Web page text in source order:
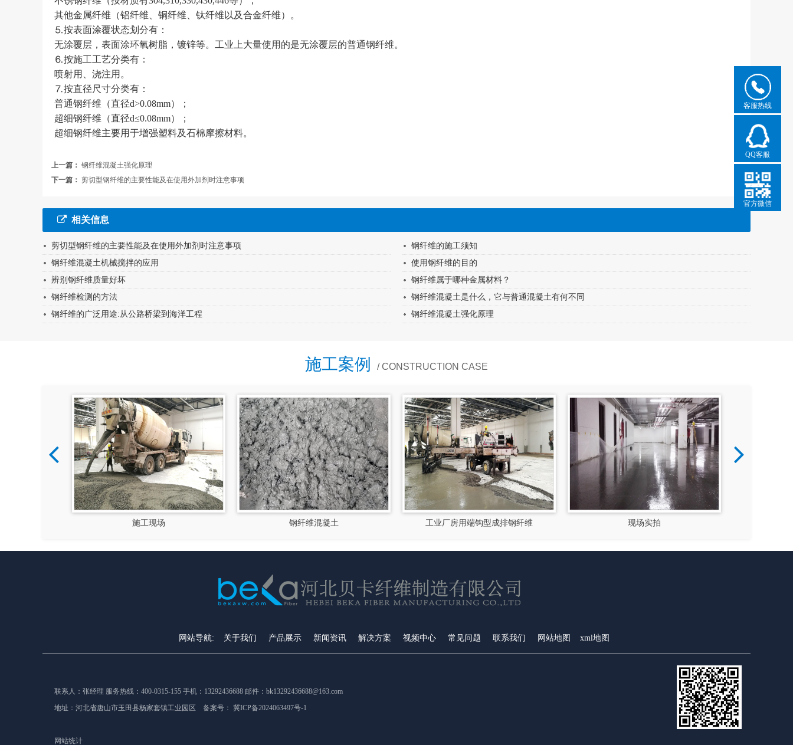
其他金属纤维（铝纤维、铜纤维、钛纤维以及合金纤维）。
⒌按表面涂覆状态划分有：
无涂覆层，表面涂环氧树脂，镀锌等。工业上大量使用的是无涂覆层的普通钢纤维。
⒍按施工工艺分类有：
喷射用、浇注用。
⒎按直径尺寸分类有：
普通钢纤维（直径d>0.08mm）；
超细钢纤维（直径d≤0.08mm）；
超细钢纤维主要用于增强塑料及石棉摩擦材料。
上一篇： 钢纤维混凝土强化原理
下一篇： 剪切型钢纤维的主要性能及在使用外加剂时注意事项
相关信息
剪切型钢纤维的主要性能及在使用外加剂时注意事项
钢纤维的施工须知
钢纤维混凝土机械搅拌的应用
使用钢纤维的目的
辨别钢纤维质量好坏
钢纤维属于哪种金属材料？
钢纤维检测的方法
钢纤维混凝土是什么，它与普通混凝土有何不同
钢纤维的广泛用途:从公路桥梁到海洋工程
钢纤维混凝土强化原理
施工案例 / CONSTRUCTION CASE
施工现场 钢纤维混凝土 工业厂房用端钩型成排钢纤维 现场实拍
网站导航: 关于我们 产品展示 新闻资讯 解决方案 视频中心 常见问题 联系我们 网站地图 xml地图
联系人：张经理 服务热线：400-0315-155 手机： 13292436688 邮件：bk13292436688@163.com
地址：河北省唐山市玉田县杨家套镇工业园区 备案号： 冀ICP备2024063497号-1
网站统计
客服热线
QQ客服
官方微信